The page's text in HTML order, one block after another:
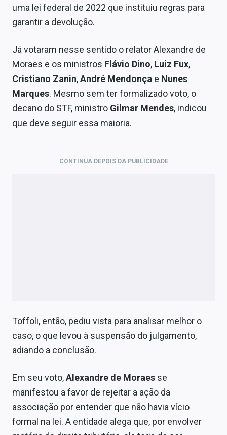
uma lei federal de 2022 que instituiu regras para
garantir a devolução.
Já votaram nesse sentido o relator Alexandre de
Moraes e os ministros Flávio Dino, Luiz Fux,
Cristiano Zanin,André Mendonça e Nunes
Marques. Mesmo sem ter formalizado voto, o
decano do STF, ministro Gilmar Mendes, indicou
que deve seguir essa maioria.
CONTINUA DEPOIS DA PUBLICIDADE
Toffoli, então, pediu vista para analisar melhor o
caso, o que levou à suspensão do julgamento,
adiando a conclusão.
Em seu voto,Alexandre de Moraes se
manifestou a favor de rejeitar a ação da
associação por entender que não havia vício
formal na lei. A entidade alega que, por envolver